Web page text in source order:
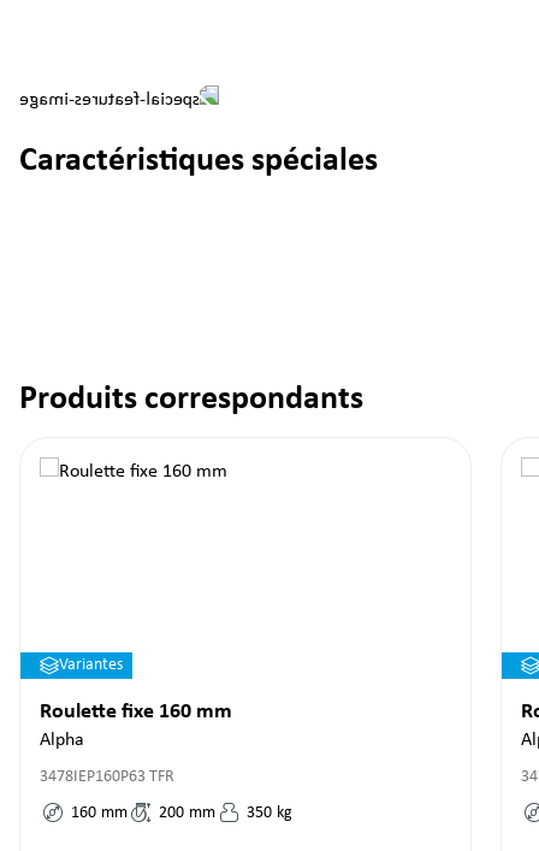
Caractéristiques spéciales
Ignorer la galerie de produits
Produits correspondants
Variantes
Roulette fixe 160 mm
Alpha
3478IEP160P63 TFR
160 mm 200 mm 350 kg